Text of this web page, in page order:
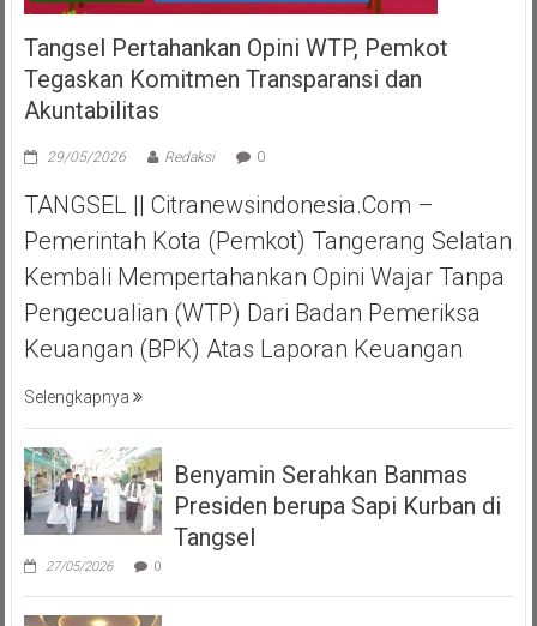
Tangsel Pertahankan Opini WTP, Pemkot
Tegaskan Komitmen Transparansi dan
Akuntabilitas
29/05/2026 Redaksi 0
TANGSEL || Citranewsindonesia.com –
Pemerintah Kota (Pemkot) Tangerang Selatan
Kembali Mempertahankan Opini Wajar Tanpa
Pengecualian (WTP) Dari Badan Pemeriksa
Keuangan (BPK) Atas Laporan Keuangan
Selengkapnya
Benyamin Serahkan Banmas
Presiden berupa Sapi Kurban di
Tangsel
27/05/2026 0